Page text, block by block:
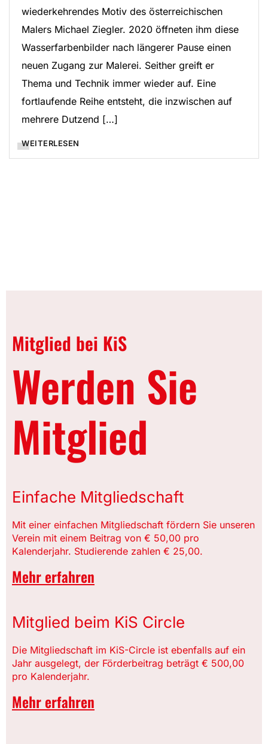
wiederkehrendes Motiv des österreichischen
Malers Michael Ziegler. 2020 öffneten ihm diese
Wasserfarbenbilder nach längerer Pause einen
neuen Zugang zur Malerei. Seither greift er
Thema und Technik immer wieder auf. Eine
fortlaufende Reihe entsteht, die inzwischen auf
mehrere Dutzend […]
WEITERLESEN
Mitglied bei KiS
Werden Sie
Mitglied
Einfache Mitgliedschaft
Mit einer einfachen Mitgliedschaft fördern Sie unseren
Verein mit einem Beitrag von € 50,00 pro
Kalenderjahr. Studierende zahlen € 25,00.
Mehr erfahren
Mitglied beim KiS Circle
Die Mitgliedschaft im KiS-Circle ist ebenfalls auf ein
Jahr ausgelegt, der Förderbeitrag beträgt € 500,00
pro Kalenderjahr.
Mehr erfahren